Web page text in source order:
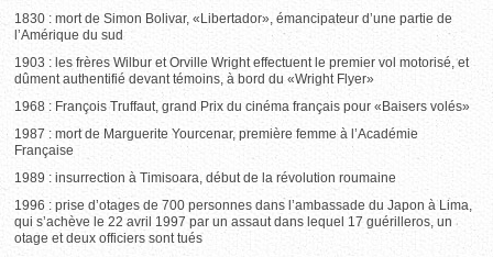
1830 : mort de Simon Bolivar, «Libertador», émancipateur d’une partie de
l’Amérique du sud
1903 : les frères Wilbur et Orville Wright effectuent le premier vol motorisé, et
dûment authentifié devant témoins, à bord du «Wright Flyer»
1968 : François Truffaut, grand Prix du cinéma français pour «Baisers volés»
1987 : mort de Marguerite Yourcenar, première femme à l’Académie
Française
1989 : insurrection à Timisoara, début de la révolution roumaine
1996 : prise d’otages de 700 personnes dans l’ambassade du Japon à Lima,
qui s’achève le 22 avril 1997 par un assaut dans lequel 17 guérilleros, un
otage et deux officiers sont tués